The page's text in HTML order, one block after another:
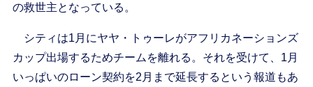
の救世主となっている。
シティは1月にヤヤ・トゥーレがアフリカネーションズ
カップ出場するためチームを離れる。それを受けて、1月
いっぱいのローン契約を2月まで延長するという報道もあ